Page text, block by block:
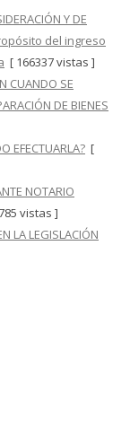
Y DE
del ingreso
[ 166337 vistas ]
CUANDO SE
DE BIENES
EFECTUARLA? [
NOTARIO
vistas ]
LA LEGISLACIÓN